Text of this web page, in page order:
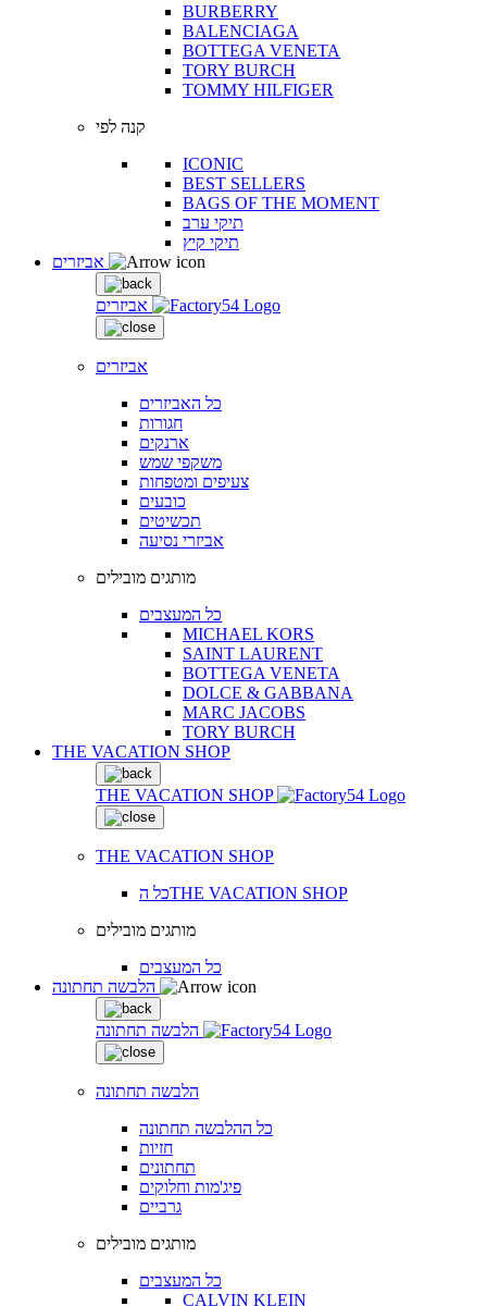
BURBERRY
BALENCIAGA
BOTTEGA VENETA
TORY BURCH
TOMMY HILFIGER
קנה לפי
ICONIC
BEST SELLERS
BAGS OF THE MOMENT
תיקי ערב
תיקי קיץ
אביזרים
אביזרים
כל האביזרים
חגורות
ארנקים
משקפי שמש
צעיפים ומטפחות
כובעים
תכשיטים
אביזרי נסיעה
מותגים מובילים
כל המעצבים
MICHAEL KORS
SAINT LAURENT
BOTTEGA VENETA
DOLCE & GABBANA
MARC JACOBS
TORY BURCH
THE VACATION SHOP
THE VACATION SHOP
THE VACATION SHOP
כל הTHE VACATION SHOP
מותגים מובילים
כל המעצבים
הלבשה תחתונה
הלבשה תחתונה
כל ההלבשה תחתונה
חזיות
תחתונים
פיג'מות וחלוקים
גרביים
מותגים מובילים
כל המעצבים
CALVIN KLEIN